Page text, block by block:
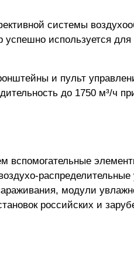
системы
используется для
и пульт
до 1750 м³/ч
вспомогательные
модули
российских и